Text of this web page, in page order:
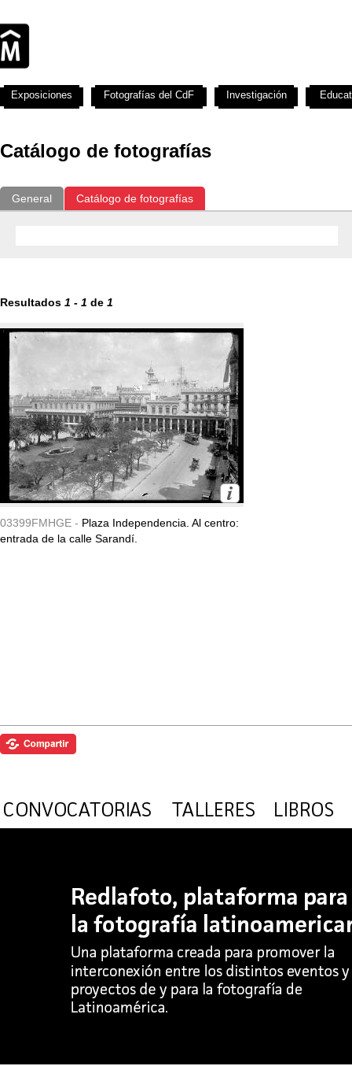
Catálogo de fotografías
General Catálogo de fotografías
Resultados 1 - 1 de 1
03399FMHGE - Plaza Independencia. Al centro:
entrada de la calle Sarandí.
Exposiciones Fotografías del CdF Investigación